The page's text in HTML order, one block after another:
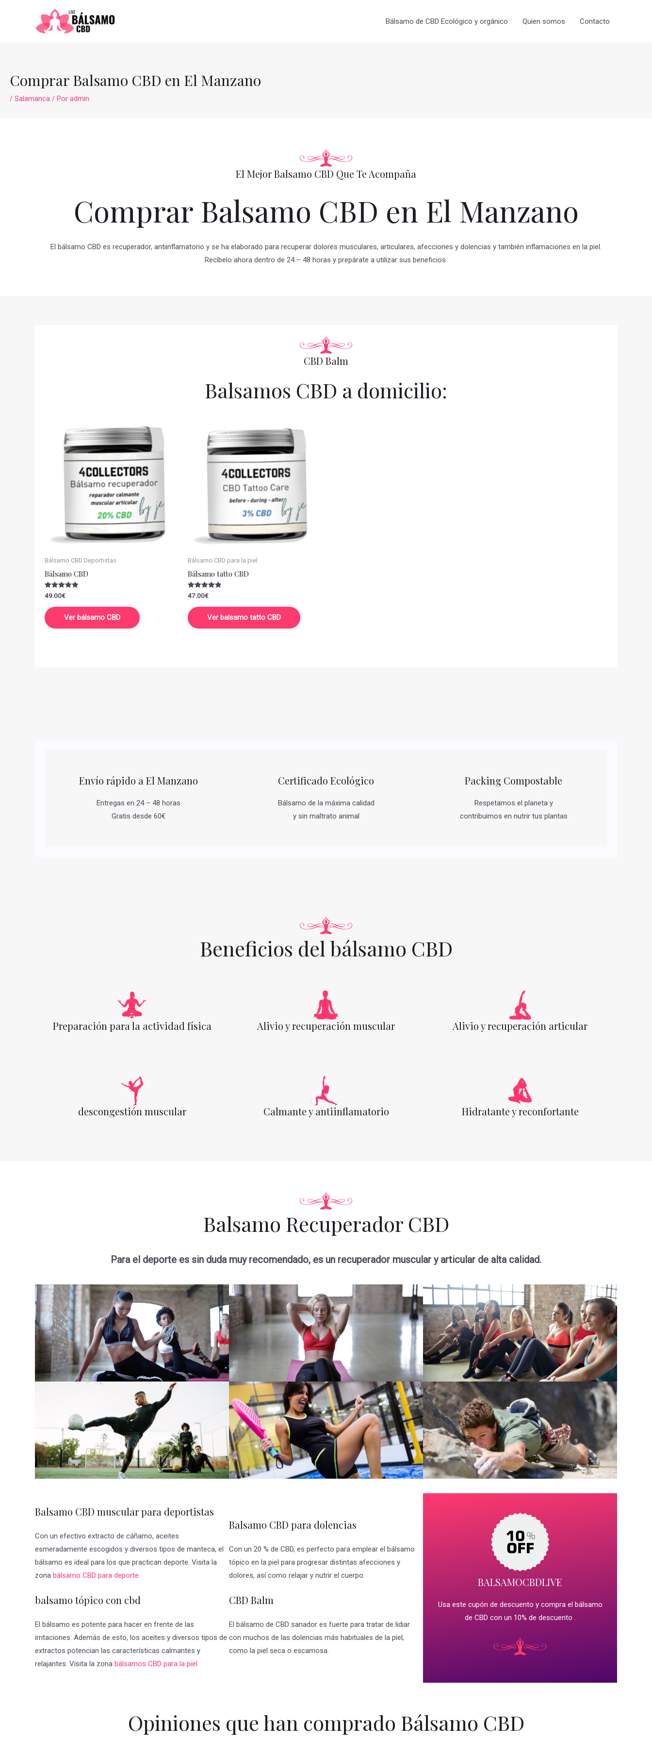
Bálsamo de CBD Ecológico y orgánico Quien somos Contacto
Comprar Balsamo CBD en El Manzano
/ Salamanca / Por admin
El Mejor Balsamo CBD Que Te Acompaña
Comprar Balsamo CBD en El Manzano
El bálsamo CBD es recuperador, antiinflamatorio y se ha elaborado para recuperar dolores musculares, articulares, afecciones y dolencias y también inflamaciones en la piel.
Recíbelo ahora dentro de 24 – 48 horas y prepárate a utilizar sus beneficios.
CBD Balm
Balsamos CBD a domicilio:
Bálsamo CBD Deportistas
Bálsamo CBD
Valorado
con
5.00
de 5
49.00€
Ver bálsamo CBD
Bálsamo CBD para la piel
Bálsamo tatto CBD
Valorado
con
5.00
de 5
47.00€
Ver balsamo tatto CBD
Envío rápido a El Manzano
Entregas en 24 – 48 horas
Gratis desde 60€
Certificado Ecológico
Bálsamo de la máxima calidad
y sin maltrato animal
Packing Compostable
Respetamos el planeta y
contribuimos en nutrir tus plantas
Beneficios del bálsamo CBD
Preparación para la actividad física Alivio y recuperación muscular Alivio y recuperación articular
descongestión muscular Calmante y antiinflamatorio Hidratante y reconfortante
Balsamo Recuperador CBD
Para el deporte es sin duda muy recomendado, es un recuperador muscular y articular de alta calidad.
Balsamo CBD muscular para deportistas
Con un efectivo extracto de cáñamo, aceites
esmeradamente escogidos y diversos tipos de manteca, el
bálsamo es ideal para los que practican deporte. Visita la
zona bálsamo CBD para deporte
balsamo tópico con cbd
El bálsamo es potente para hacer en frente de las
irritaciones. Además de esto, los aceites y diversos tipos de
extractos potencian las características calmantes y
relajantes. Visita la zona bálsamos CBD para la piel
Balsamo CBD para dolencias
Con un 20 % de CBD, es perfecto para emplear el bálsamo
tópico en la piel para progresar distintas afecciones y
dolores, así como relajar y nutrir el cuerpo.
CBD Balm
El bálsamo de CBD sanador es fuerte para tratar de lidiar
con muchos de las dolencias más habituales de la piel,
como la piel seca o escamosa.
BALSAMOCBDLIVE
Usa este cupón de descuento y compra el bálsamo
de CBD con un 10% de descuento .
Opiniones que han comprado Bálsamo CBD